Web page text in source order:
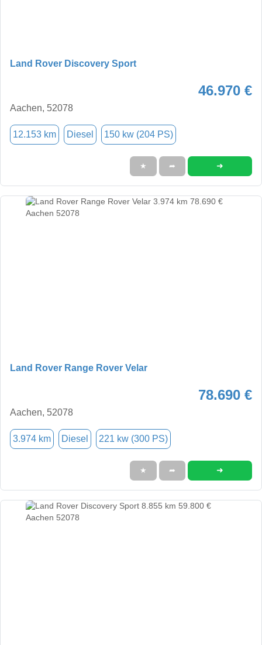
Land Rover Discovery Sport
46.970 €
Aachen, 52078
12.153 km Diesel 150 kw (204 PS)
★ ➦ ➜
Land Rover Range Rover Velar
78.690 €
Aachen, 52078
3.974 km Diesel 221 kw (300 PS)
★ ➦ ➜